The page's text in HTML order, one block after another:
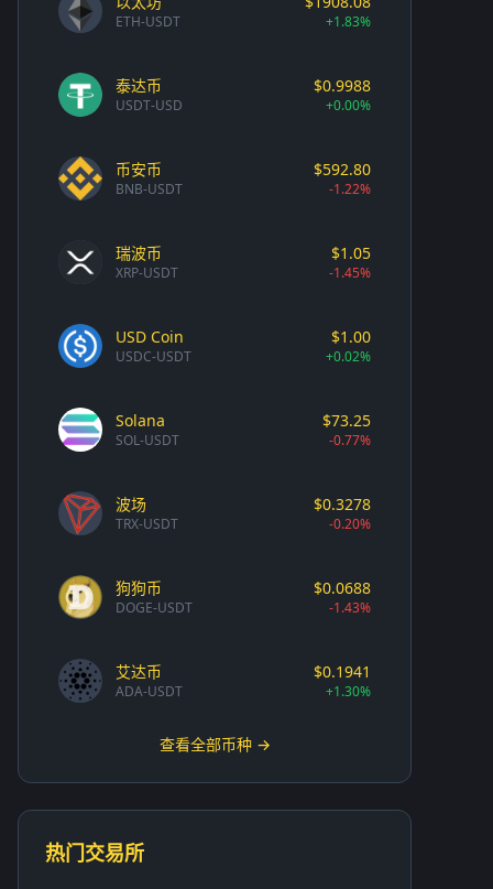
ETH-USDT +1.83%
泰达币
USDT-USD
$0.9988
+0.00%
币安币
BNB-USDT
$592.80
-1.22%
瑞波币
XRP-USDT
$1.05
-1.45%
USD Coin
USDC-USDT
$1.00
+0.02%
Solana
SOL-USDT
$73.25
-0.77%
波场
TRX-USDT
$0.3278
-0.20%
狗狗币
DOGE-USDT
$0.0688
-1.43%
艾达币
ADA-USDT
$0.1941
+1.30%
查看全部币种 →
热门交易所